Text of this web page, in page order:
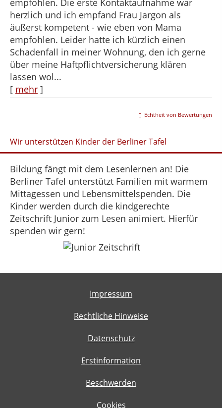
herzlich und ich empfand Frau Jargon als
äußerst kompetent - wie eben von Mama
empfohlen. Leider hatte ich kürzlich einen
Schadenfall in meiner Wohnung, den ich gerne
über meine Haftpflichtversicherung klären
lassen wol...
[ mehr ]
Echtheit von Bewertungen
Wir unterstützen Kinder der Berliner Tafel
Bildung fängt mit dem Lesenlernen an! Die
Berliner Tafel unterstützt Familien mit warmem
Mittagessen und Lebensmittelspenden. Die
Kinder werden durch die kindgerechte
Zeitschrift Junior zum Lesen animiert. Hierfür
spenden wir gern!
Impressum
Rechtliche Hinweise
Datenschutz
Erstinformation
Beschwerden
Cookies